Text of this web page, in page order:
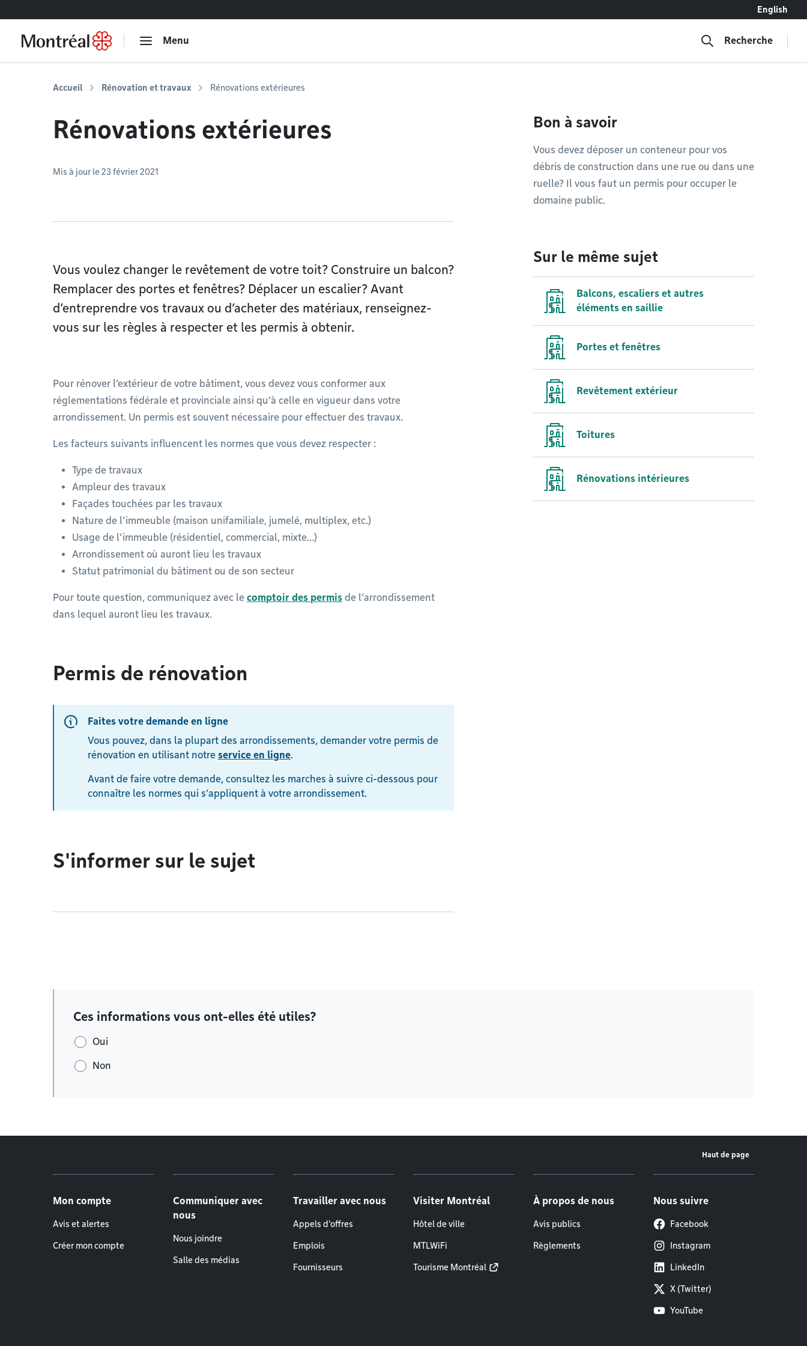
English
Menu Recherche
Accueil Rénovation et travaux Rénovations extérieures
Rénovations extérieures
Mis à jour le 23 février 2021
Vous voulez changer le revêtement de votre toit? Construire un balcon?
Remplacer des portes et fenêtres? Déplacer un escalier? Avant
d’entreprendre vos travaux ou d’acheter des matériaux, renseignez-
vous sur les règles à respecter et les permis à obtenir.
Pour rénover l’extérieur de votre bâtiment, vous devez vous conformer aux
réglementations fédérale et provinciale ainsi qu’à celle en vigueur dans votre
arrondissement. Un permis est souvent nécessaire pour effectuer des travaux.
Les facteurs suivants influencent les normes que vous devez respecter :
Type de travaux
Ampleur des travaux
Façades touchées par les travaux
Nature de l’immeuble (maison unifamiliale, jumelé, multiplex, etc.)
Usage de l’immeuble (résidentiel, commercial, mixte…)
Arrondissement où auront lieu les travaux
Statut patrimonial du bâtiment ou de son secteur
Pour toute question, communiquez avec le comptoir des permis de l’arrondissement
dans lequel auront lieu les travaux.
Permis de rénovation
Faites votre demande en ligne
Vous pouvez, dans la plupart des arrondissements, demander votre permis de
rénovation en utilisant notre service en ligne.
Avant de faire votre demande, consultez les marches à suivre ci-dessous pour
connaître les normes qui s’appliquent à votre arrondissement.
S'informer sur le sujet
Bon à savoir
Vous devez déposer un conteneur pour vos
débris de construction dans une rue ou dans une
ruelle? Il vous faut un permis pour occuper le
domaine public.
Sur le même sujet
Balcons, escaliers et autres
éléments en saillie
Portes et fenêtres
Revêtement extérieur
Toitures
Rénovations intérieures
Ces informations vous ont-elles été utiles?
Oui
Non
Haut de page
Mon compte
Avis et alertes
Créer mon compte
Communiquer avec
nous
Nous joindre
Salle des médias
Travailler avec nous
Appels d'offres
Emplois
Fournisseurs
Visiter Montréal
Hôtel de ville
MTLWiFi
Tourisme Montréal
À propos de nous
Avis publics
Règlements
Nous suivre
Facebook
Instagram
LinkedIn
X (Twitter)
YouTube